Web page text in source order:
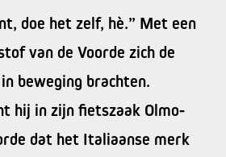
doe het zelf, hè.” Met een
van de Voorde zich de
beweging brachten.
hij in zijn fietszaak Olmo-
dat het Italiaanse merk